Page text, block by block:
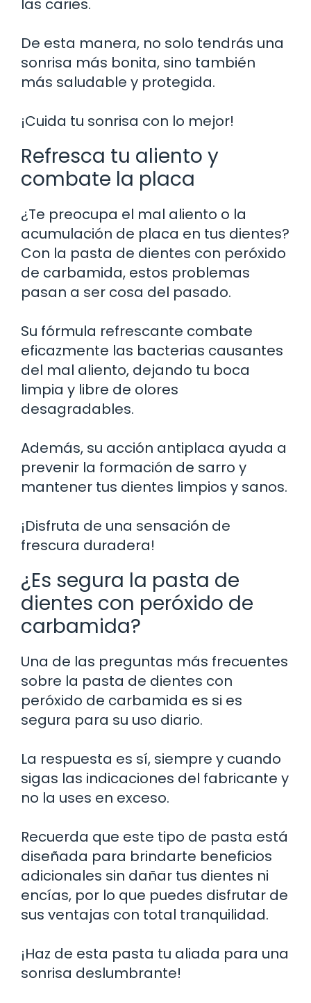
las caries.
De esta manera, no solo tendrás una
sonrisa más bonita, sino también
más saludable y protegida.
¡Cuida tu sonrisa con lo mejor!
Refresca tu aliento y
combate la placa
¿Te preocupa el mal aliento o la
acumulación de placa en tus dientes?
Con la pasta de dientes con peróxido
de carbamida, estos problemas
pasan a ser cosa del pasado.
Su fórmula refrescante combate
eficazmente las bacterias causantes
del mal aliento, dejando tu boca
limpia y libre de olores
desagradables.
Además, su acción antiplaca ayuda a
prevenir la formación de sarro y
mantener tus dientes limpios y sanos.
¡Disfruta de una sensación de
frescura duradera!
¿Es segura la pasta de
dientes con peróxido de
carbamida?
Una de las preguntas más frecuentes
sobre la pasta de dientes con
peróxido de carbamida es si es
segura para su uso diario.
La respuesta es sí, siempre y cuando
sigas las indicaciones del fabricante y
no la uses en exceso.
Recuerda que este tipo de pasta está
diseñada para brindarte beneficios
adicionales sin dañar tus dientes ni
encías, por lo que puedes disfrutar de
sus ventajas con total tranquilidad.
¡Haz de esta pasta tu aliada para una
sonrisa deslumbrante!